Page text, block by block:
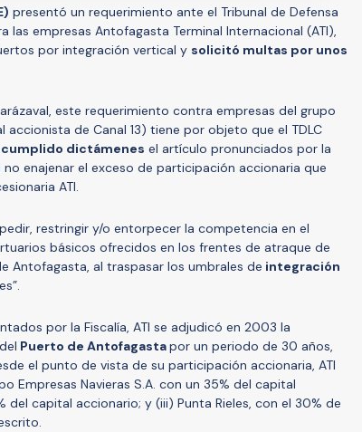
presentó un requerimiento ante el Tribunal de Defensa
las empresas Antofagasta Terminal Internacional (ATI),
por integración vertical y solicitó multas por unos
este requerimiento contra empresas del grupo
accionista de Canal 13) tiene por objeto que el TDLC
dictámenes el artículo pronunciados por la
enajenar el exceso de participación accionaria que
ATI.
restringir y/o entorpecer la competencia en el
básicos ofrecidos en los frentes de atraque de
Antofagasta, al traspasar los umbrales de integración
por la Fiscalía, ATI se adjudicó en 2003 la
Puerto de Antofagastapor un periodo de 30 años,
el punto de vista de su participación accionaria, ATI
Empresas Navieras S.A. con un 35% del capital
del capital accionario; y (iii) Punta Rieles, con el 30% de